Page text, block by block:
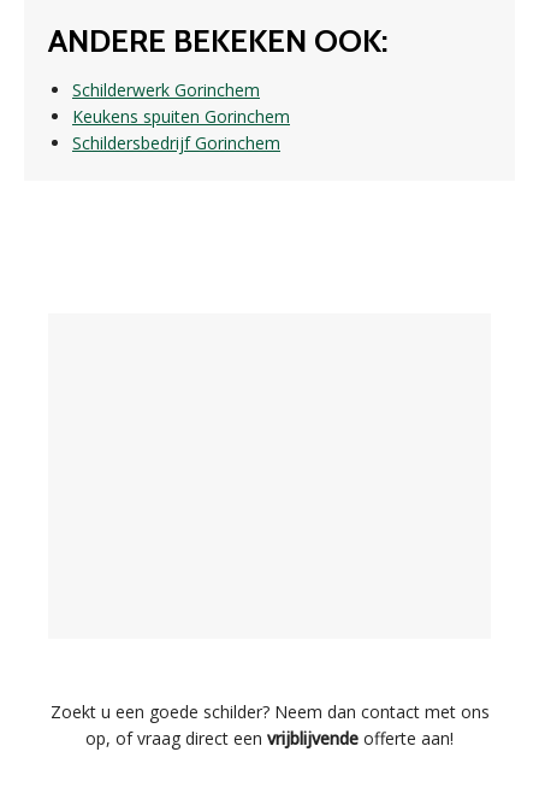
ANDERE BEKEKEN OOK:
Schilderwerk Gorinchem
Keukens spuiten Gorinchem
Schildersbedrijf Gorinchem
Zoekt u een goede schilder? Neem dan contact met ons
op, of vraag direct een vrijblijvende offerte aan!